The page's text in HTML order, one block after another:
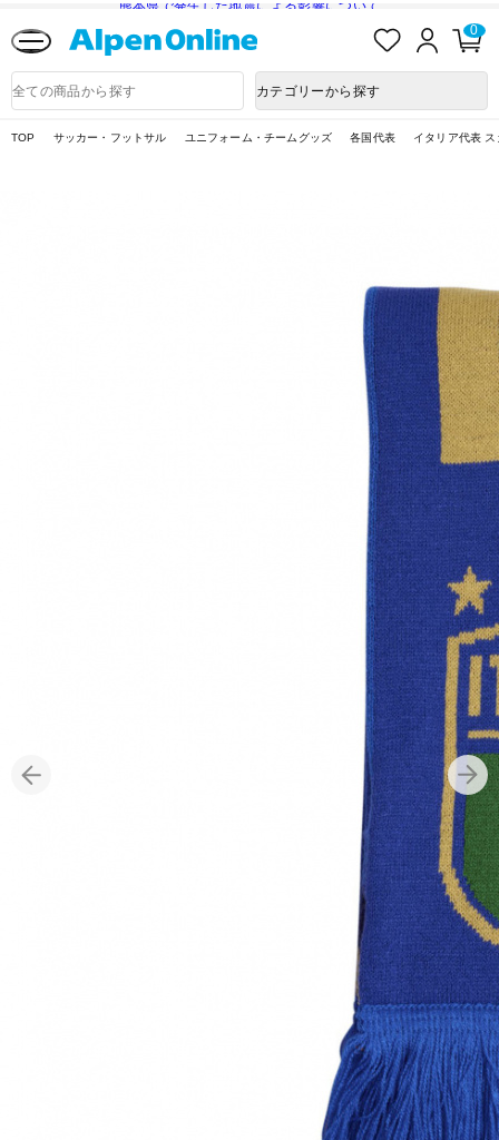
熊本県で発生した地震による影響について
入
ロ
ン
0
品
検
カテゴリーから探す
TOP サッカー・フットサル ユニフォーム・チームグッズ 各国代表 イタリア代表 ス